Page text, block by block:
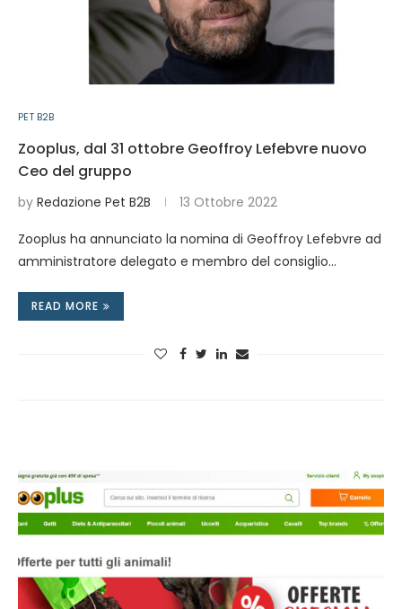
PET B2B
Zooplus, dal 31 ottobre Geoffroy Lefebvre nuovo
Ceo del gruppo
by Redazione Pet B2B 13 Ottobre 2022
Zooplus ha annunciato la nomina di Geoffroy Lefebvre ad
amministratore delegato e membro del consiglio…
READ MORE